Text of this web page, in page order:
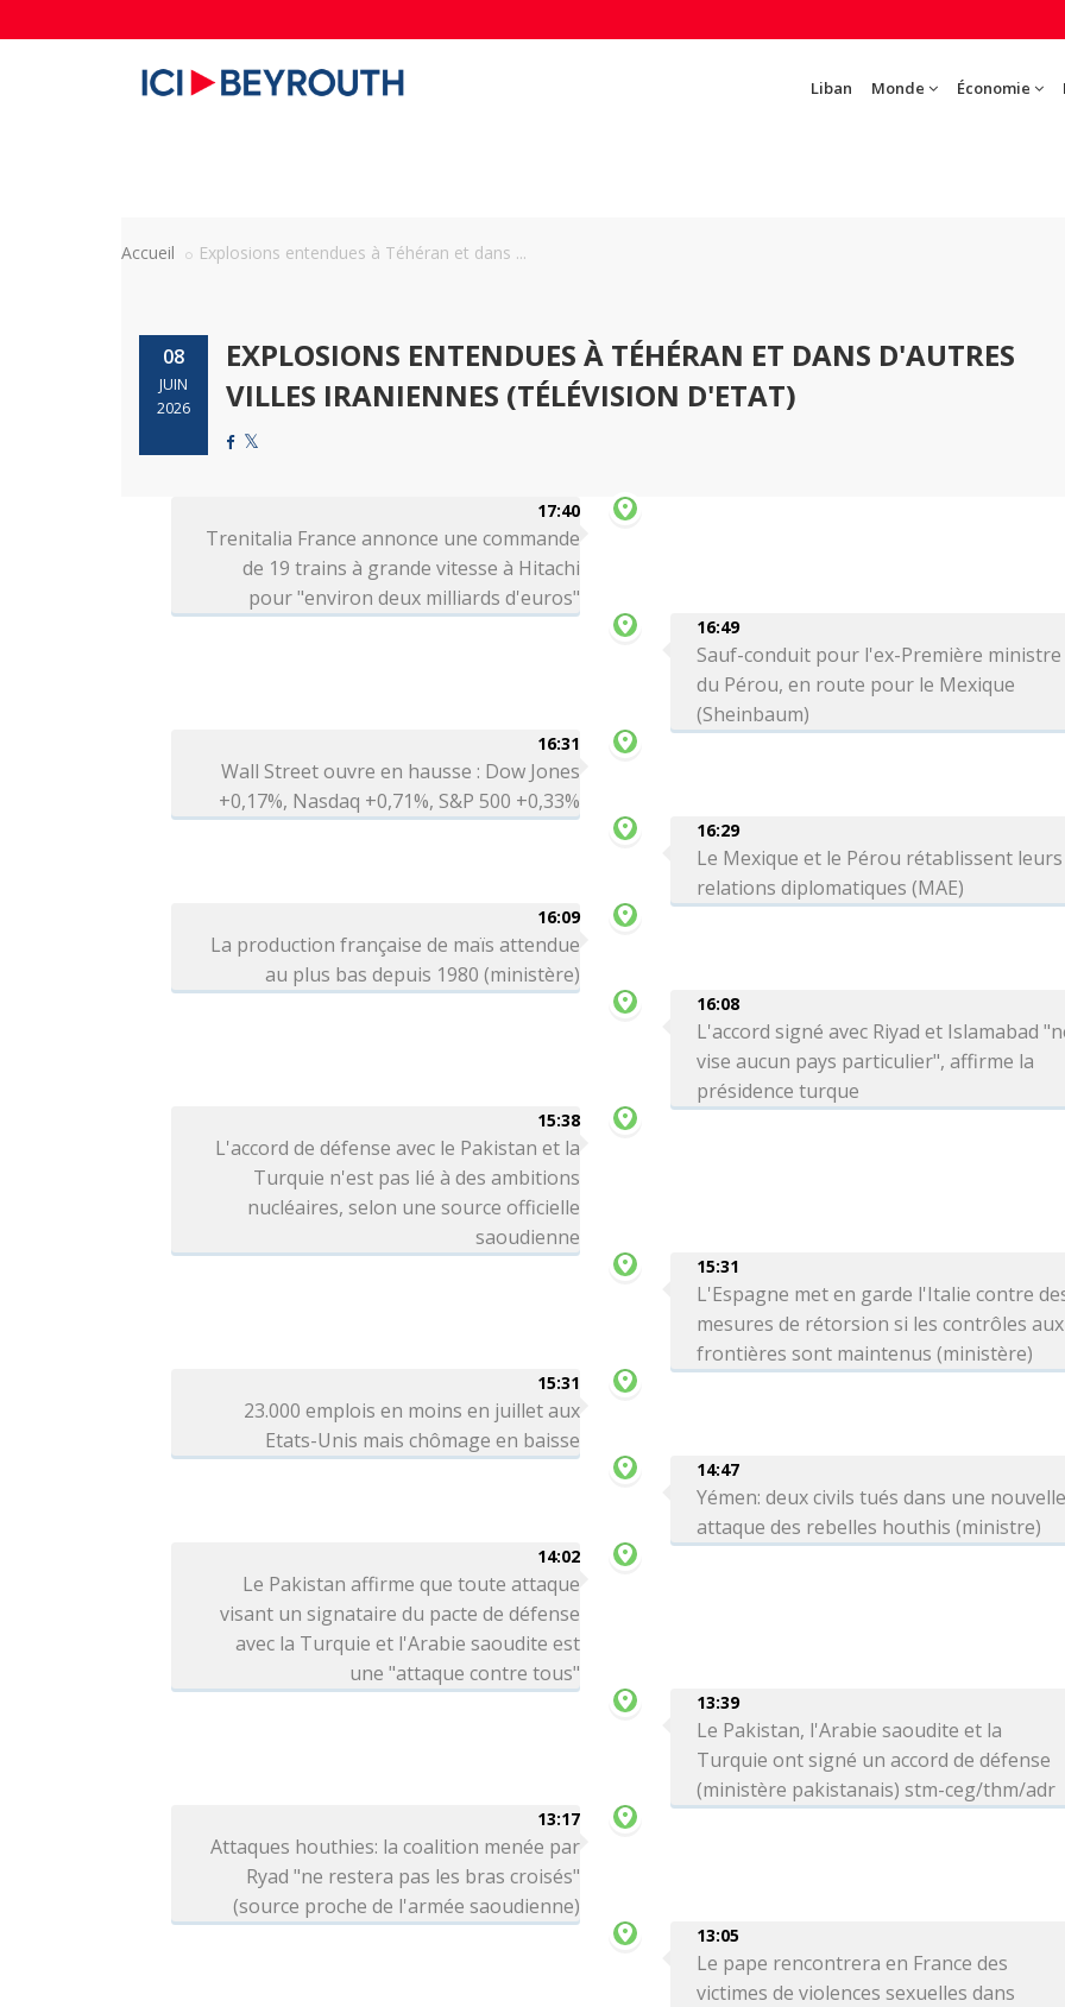
Liban Monde Économie
Accueil Explosions entendues à Téhéran et dans ...
08
JUIN
2026
EXPLOSIONS ENTENDUES À TÉHÉRAN ET DANS D'AUTRES
VILLES IRANIENNES (TÉLÉVISION D'ETAT)
17:40
Trenitalia France annonce une commande
de 19 trains à grande vitesse à Hitachi
pour "environ deux milliards d'euros"
16:49
Sauf-conduit pour l'ex-Première ministre
du Pérou, en route pour le Mexique
(Sheinbaum)
16:31
Wall Street ouvre en hausse : Dow Jones
+0,17%, Nasdaq +0,71%, S&P 500 +0,33%
16:29
Le Mexique et le Pérou rétablissent leurs
relations diplomatiques (MAE)
16:09
La production française de maïs attendue
au plus bas depuis 1980 (ministère)
16:08
L'accord signé avec Riyad et Islamabad
vise aucun pays particulier", affirme la
présidence turque
15:38
L'accord de défense avec le Pakistan et la
Turquie n'est pas lié à des ambitions
nucléaires, selon une source officielle
saoudienne
15:31
L'Espagne met en garde l'Italie contre
mesures de rétorsion si les contrôles aux
frontières sont maintenus (ministère)
15:31
23.000 emplois en moins en juillet aux
Etats-Unis mais chômage en baisse
14:47
Yémen: deux civils tués dans une
attaque des rebelles houthis (ministre)
14:02
Le Pakistan affirme que toute attaque
visant un signataire du pacte de défense
avec la Turquie et l'Arabie saoudite est
une "attaque contre tous"
13:39
Le Pakistan, l'Arabie saoudite et la
Turquie ont signé un accord de défense
(ministère pakistanais) stm-ceg/thm/adr
13:17
Attaques houthies: la coalition menée par
Ryad "ne restera pas les bras croisés"
(source proche de l'armée saoudienne)
13:05
Le pape rencontrera en France des
victimes de violences sexuelles dans